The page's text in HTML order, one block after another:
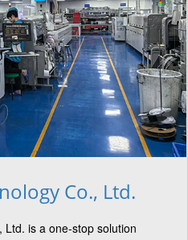
Co., Ltd.
Ltd. is a one-stop solution